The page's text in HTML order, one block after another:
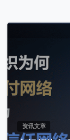
资讯文章